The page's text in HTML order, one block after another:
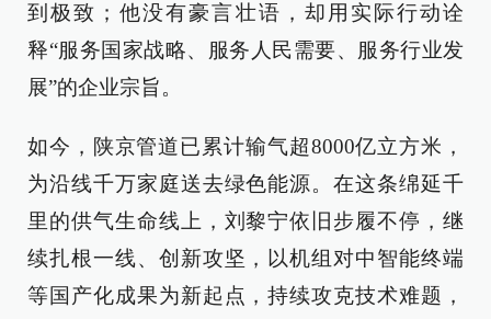
到极致；他没有豪言壮语，却用实际行动诠
释“服务国家战略、服务人民需要、服务行业发
展”的企业宗旨。
如今，陕京管道已累计输气超8000亿立方米，
为沿线千万家庭送去绿色能源。在这条绵延千
里的供气生命线上，刘黎宁依旧步履不停，继
续扎根一线、创新攻坚，以机组对中智能终端
等国产化成果为新起点，持续攻克技术难题，